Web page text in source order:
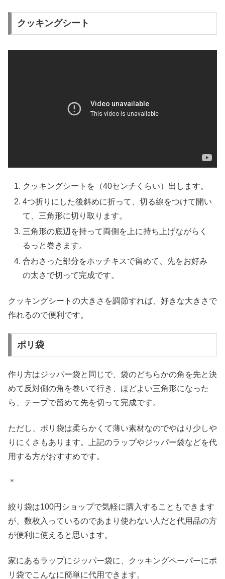
クッキングシート
クッキングシートを（40センチくらい）出します。
4つ折りにした後斜めに折って、切る線をつけて開い
て、三角形に切り取ります。
三角形の底辺を持って両側を上に持ち上げながらく
るっと巻きます。
合わさった部分をホッチキスで留めて、先をお好み
の太さで切って完成です。
クッキングシートの大きさを調節すれば、好きな大きさで
作れるので便利です。
ポリ袋
作り方はジッパー袋と同じで、袋のどちらかの角を先と決
めて反対側の角を巻いて行き、ほどよい三角形になった
ら、テープで留めて先を切って完成です。
ただし、ポリ袋は柔らかくて薄い素材なのでやはり少しや
りにくさもあります。上記のラップやジッパー袋などを代
用する方がおすすめです。
＊
絞り袋は100円ショップで気軽に購入することもできます
が、数枚入っているのであまり使わない人だと代用品の方
が便利に使えると思います。
家にあるラップにジッパー袋に、クッキングペーパーにポ
リ袋でこんなに簡単に代用できます。